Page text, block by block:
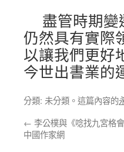
盡管時期
仍然具有實際
以讓我們更好
今世出書業的
分類: 未分類。這篇內容的
← 李公樸與《唸找九宮格
中國作家網